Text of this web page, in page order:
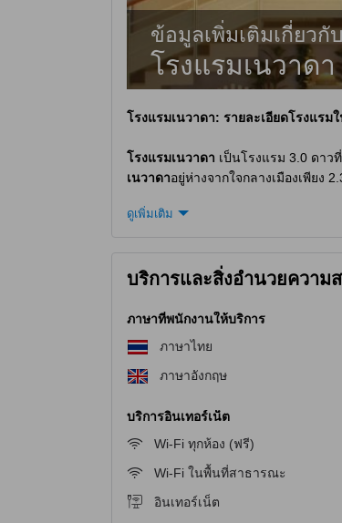
ข้อมูลเพิ่มเติมเกี่ยวกั
โรงแรมเนวาดา
โรงแรมเนวาดา: รายละเอียดโรงแรม
โรงแรมเนวาดา เป็นโรงแรม 3.0 ดาว
เนวาดาอยู่ห่างจากใจกลางเมืองเพียง
เนวาดายังมีนโยบายการเข้าพักสำหรับ
ให้บริการสิ่งอำนวยค
ปิ้งและสั่งซื้อสินค้าต่างๆ ได้ตามต้องก
อาชีพที่มีความชำนาญในการนวด คุณจ
สิ่งอำนวยความสะดวกสำหรับกีฬาและ
โรงแรมเนวาดาให้บริการสิ่งอำนวยคว
ชั่วโมง ที่นี่คุณสามารถฝึกฝนร่างกายใน
นอกจากนี้ยังมีห้องน้ำอาบน้ำอันสะอา
สิ่งอำนวยความสะดวกที่
ดูเพิ่มเติม
บริการและสิ่งอำนวยความ
ภาษาที่พนักงานให้บริการ
ภาษาไทย
ภาษาอังกฤษ
บริการอินเทอร์เน็ต
Wi-Fi ทุกห้อง (ฟรี)
Wi-Fi ในพื้นที่สาธารณะ
อินเทอร์เน็ต